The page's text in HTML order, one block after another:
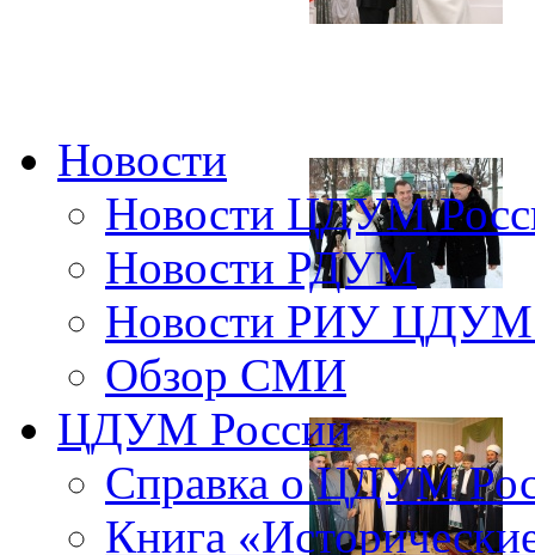
Новости
Новости ЦДУМ
Новости РДУМ
Новости РИУ ЦДУМ
Обзор СМИ
ЦДУМ России
Справка о ЦДУМ
Книга